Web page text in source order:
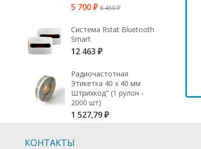
5 700 ₽ 6 450₽
Система Rstat Bluetooth
Smart
12 463 ₽
Радиочастотная
Этикетка 40 х 40 мм
Штрихкод" (1 рулон -
2000 шт)
1 527,79 ₽
КОНТАКТЫ